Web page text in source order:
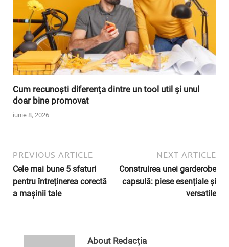
Cum recunoști diferența dintre un tool util și unul
doar bine promovat
iunie 8, 2026
PREVIOUS ARTICLE
Cele mai bune 5 sfaturi
pentru întreținerea corectă
a mașinii tale
NEXT ARTICLE
Construirea unei garderobe
capsulă: piese esențiale și
versatile
About Redacția